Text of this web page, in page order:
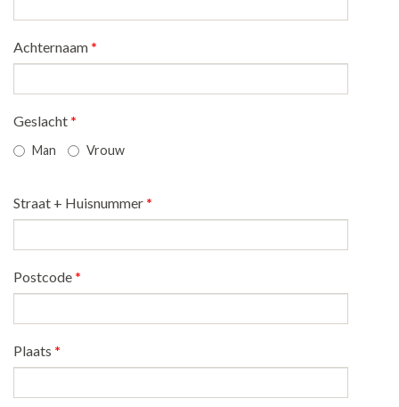
Achternaam *
Geslacht *
Man Vrouw
Straat + Huisnummer *
Postcode *
Plaats *